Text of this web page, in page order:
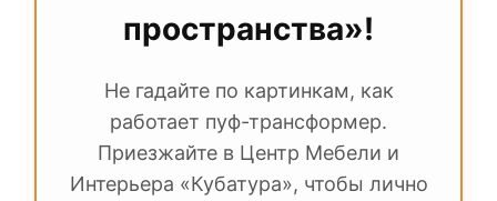
пространства»!
Не гадайте по картинкам, как
работает пуф-трансформер.
Приезжайте в Центр Мебели и
Интерьера «Кубатура», чтобы лично